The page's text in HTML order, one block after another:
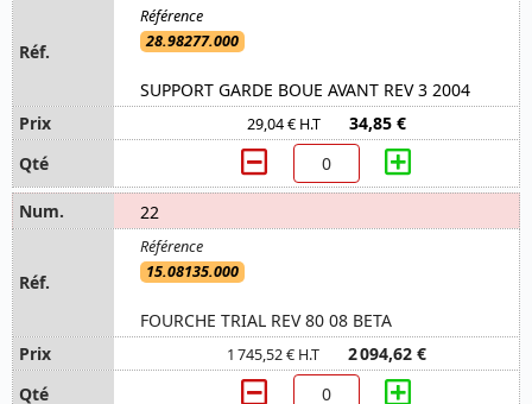
28.98277.000
SUPPORT GARDE BOUE AVANT REV 3 2004
29,04 € H.T 34,85 €
22
15.08135.000
FOURCHE TRIAL REV 80 08 BETA
1 745,52 € H.T 2 094,62 €